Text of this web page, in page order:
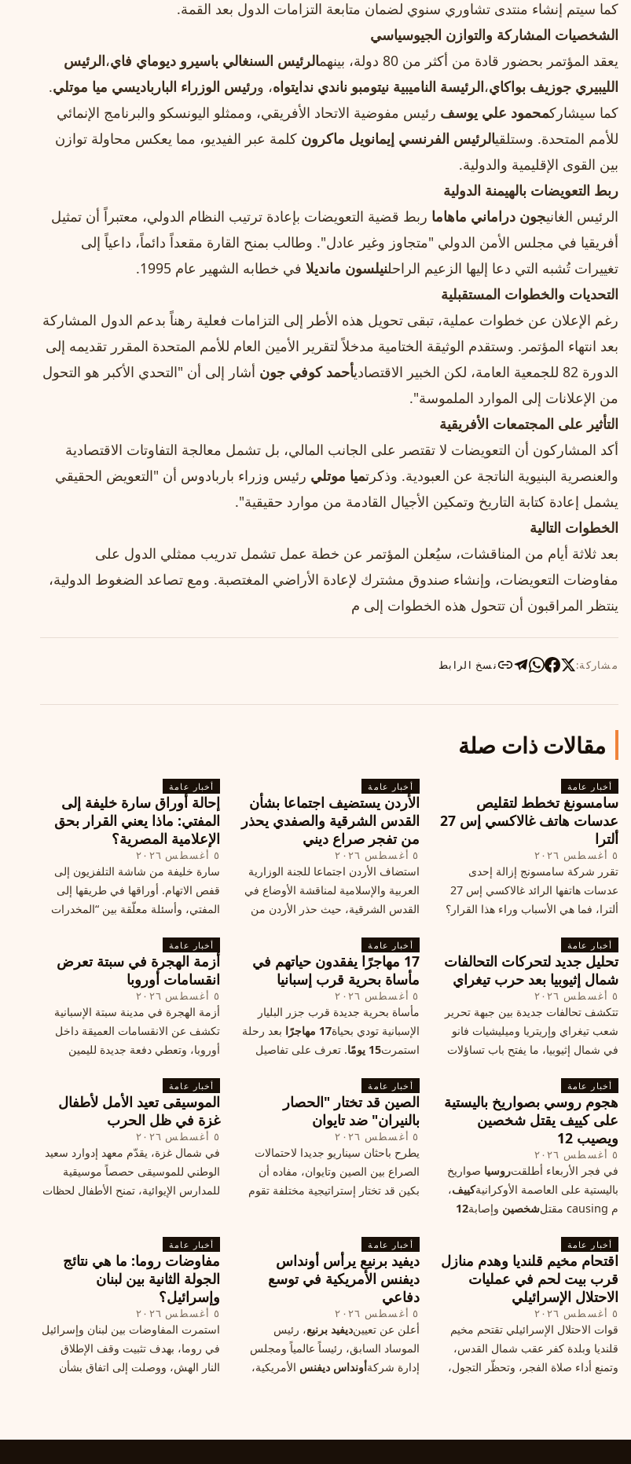
كما سيتم إنشاء منتدى تشاوري سنوي لضمان متابعة التزامات الدول بعد القمة.
الشخصيات المشاركة والتوازن الجيوسياسي
يعقد المؤتمر بحضور قادة من أكثر من 80 دولة، بينهم
الرئيس السنغالي باسيرو ديوماي فاي،الرئيس
الليبيري جوزيف بواكاي،الرئيسة الناميبية نيتومبو ناندي ندايتواه، ورئيس الوزراء البارباديسي ميا موتلي.
كما سيشاركمحمود علي يوسف رئيس مفوضية الاتحاد الأفريقي، وممثلو اليونسكو والبرنامج الإنمائي
للأمم المتحدة. وستلقيالرئيس الفرنسي إيمانويل ماكرون كلمة عبر الفيديو، مما يعكس محاولة توازن
بين القوى الإقليمية والدولية.
ربط التعويضات بالهيمنة الدولية
الرئيس الغانيجون دراماني ماهاما ربط قضية التعويضات بإعادة ترتيب النظام الدولي، معتبراً أن تمثيل
أفريقيا في مجلس الأمن الدولي "متجاوز وغير عادل". وطالب بمنح القارة مقعداً دائماً، داعياً إلى
تغييرات تُشبه التي دعا إليها الزعيم الراحلنيلسون مانديلا في خطابه الشهير عام 1995.
التحديات والخطوات المستقبلية
رغم الإعلان عن خطوات عملية، تبقى تحويل هذه الأطر إلى التزامات فعلية رهناً بدعم الدول المشاركة
بعد انتهاء المؤتمر. وستقدم الوثيقة الختامية مدخلاً لتقرير الأمين العام للأمم المتحدة المقرر تقديمه إلى
الدورة 82 للجمعية العامة، لكن الخبير الاقتصادي
أحمد كوفي جون أشار إلى أن "التحدي الأكبر هو التحول
من الإعلانات إلى الموارد الملموسة".
التأثير على المجتمعات الأفريقية
أكد المشاركون أن التعويضات لا تقتصر على الجانب المالي، بل تشمل معالجة التفاوتات الاقتصادية
والعنصرية البنيوية الناتجة عن العبودية. وذكرتميا موتلي رئيس وزراء باربادوس أن "التعويض الحقيقي
يشمل إعادة كتابة التاريخ وتمكين الأجيال القادمة من موارد حقيقية".
الخطوات التالية
بعد ثلاثة أيام من المناقشات، سيُعلن المؤتمر عن خطة عمل تشمل تدريب ممثلي الدول على
مفاوضات التعويضات، وإنشاء صندوق مشترك لإعادة الأراضي المغتصبة. ومع تصاعد الضغوط الدولية،
ينتظر المراقبون أن تتحول هذه الخطوات إلى م
مشاركة: نسخ الرابط
مقالات ذات صلة
أخبار عامة
سامسونغ تخطط لتقليص
عدسات هاتف غالاكسي إس 27
ألترا
٥ أغسطس ٢٠٢٦
تقرر شركة سامسونج إزالة إحدى
عدسات هاتفها الرائد غالاكسي إس 27
ألترا، فما هي الأسباب وراء هذا القرار؟
الأندرويد الأغلى في السوق؟
أخبار عامة
الأردن يستضيف اجتماعا بشأن
القدس الشرقية والصفدي يحذر
من تفجر صراع ديني
٥ أغسطس ٢٠٢٦
استضاف الأردن اجتماعا للجنة الوزارية
العربية والإسلامية لمناقشة الأوضاع في
القدس الشرقية، حيث حذر الأردن من
الدول إلى الامتناع عن نقل سفاراتها إلى
القدس، ما يزيد التوتر في المنطقة
أخبار عامة
إحالة أوراق سارة خليفة إلى
المفتي: ماذا يعني القرار بحق
الإعلامية المصرية؟
٥ أغسطس ٢٠٢٦
سارة خليفة من شاشة التلفزيون إلى
قفص الاتهام. أوراقها في طريقها إلى
المفتي، وأسئلة معلّقة بين “المخدرات
أخبار عامة
تحليل جديد لتحركات التحالفات
شمال إثيوبيا بعد حرب تيغراي
٥ أغسطس ٢٠٢٦
تتكشف تحالفات جديدة بين جبهة تحرير
شعب تيغراي وإريتريا وميليشيات فانو
في شمال إثيوبيا، ما يفتح باب تساؤلات
الخريطة السياسية.
أخبار عامة
17 مهاجرًا يفقدون حياتهم في
مأساة بحرية قرب إسبانيا
٥ أغسطس ٢٠٢٦
مأساة بحرية جديدة قرب جزر البليار
الإسبانية تودي بحياة17 مهاجرًا
بعد رحلة
استمرت15 يومًا
. تعرف على تفاصيل
أخبار عامة
أزمة الهجرة في سبتة تعرض
انقسامات أوروبا
٥ أغسطس ٢٠٢٦
أزمة الهجرة في مدينة سبتة الإسبانية
تكشف عن الانقسامات العميقة داخل
أوروبا، وتعطي دفعة جديدة لليمين
الأوروبي لاستغلال هشاشة موقفه، فما
هي الآثار السياسية لهذه الأزمة؟
أخبار عامة
هجوم روسي بصواريخ باليستية
على كييف يقتل شخصين
ويصيب 12
٥ أغسطس ٢٠٢٦
في فجر الأربعاء أطلقتروسيا صواريخ
باليستية على العاصمة الأوكرانيةكييف،
م causing مقتل
شخصين وإصابة12
المدني. تفاصيل الهجوم وتداعياته.
أخبار عامة
الصين قد تختار "الحصار
بالنيران" ضد تايوان
٥ أغسطس ٢٠٢٦
يطرح باحثان سيناريو جديدا لاحتمالات
الصراع بين الصين وتايوان، مفاده أن
بكين قد تختار إستراتيجية مختلفة تقوم
"الحصار بالنيران
أخبار عامة
الموسيقى تعيد الأمل لأطفال
غزة في ظل الحرب
٥ أغسطس ٢٠٢٦
في شمال غزة، يقدّم معهد إدوارد سعيد
الوطني للموسيقى حصصاً موسيقية
للمدارس الإيوائية، تمنح الأطفال لحظات
أخبار عامة
اقتحام مخيم قلنديا وهدم منازل
قرب بيت لحم في عمليات
الاحتلال الإسرائيلي
٥ أغسطس ٢٠٢٦
قوات الاحتلال الإسرائيلي تقتحم مخيم
قلنديا وبلدة كفر عقب شمال القدس،
وتمنع أداء صلاة الفجر، وتحظّر التجول،
أخبار عامة
ديفيد برنيع يرأس أونداس
ديفنس الأمريكية في توسع
دفاعي
٥ أغسطس ٢٠٢٦
أعلن عن تعيينديفيد برنيع، رئيس
الموساد السابق، رئيساً عالمياً ومجلس
إدارة شركةأونداس ديفنس الأمريكية،
أخبار عامة
مفاوضات روما: ما هي نتائج
الجولة الثانية بين لبنان
وإسرائيل؟
٥ أغسطس ٢٠٢٦
استمرت المفاوضات بين لبنان وإسرائيل
في روما، بهدف تثبيت وقف الإطلاق
النار الهش، ووصلت إلى اتفاق بشأن
لمعالجة الملفات العالقة، فيما يرى